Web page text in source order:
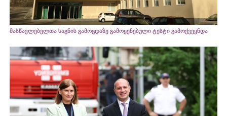
მასწავლებელთა საგნის გამოცდაზე გამოყენებული ტესტი გამოქვეყნდა